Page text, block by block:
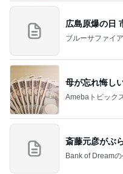
広島原爆の日
ブルーサファイア
母が忘れ悔し
Amebaトピック
斎藤元彦がぶ
Bank of Dream